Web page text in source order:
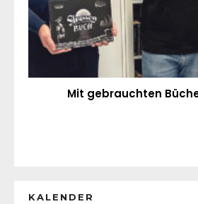
Mit gebrauchten
KALENDER